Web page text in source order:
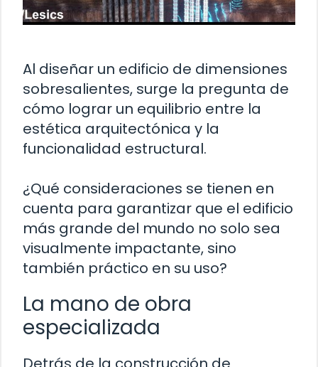
Al diseñar un edificio de dimensiones
sobresalientes, surge la pregunta de
cómo lograr un equilibrio entre la
estética arquitectónica y la
funcionalidad estructural.
¿Qué consideraciones se tienen en
cuenta para garantizar que el edificio
más grande del mundo no solo sea
visualmente impactante, sino
también práctico en su uso?
La mano de obra
especializada